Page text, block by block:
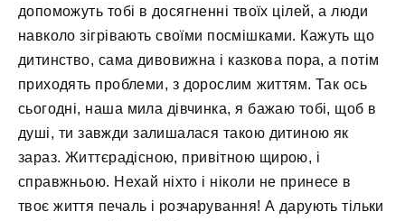
допоможуть тобі в досягненні твоїх цілей, а люди
навколо зігрівають своїми посмішками. Кажуть що
дитинство, сама дивовижна і казкова пора, а потім
приходять проблеми, з дорослим життям. Так ось
сьогодні, наша мила дівчинка, я бажаю тобі, щоб в
душі, ти завжди залишалася такою дитиною як
зараз. Життєрадісною, привітною щирою, і
справжньою. Нехай ніхто і ніколи не принесе в
твоє життя печаль і розчарування! А дарують тільки